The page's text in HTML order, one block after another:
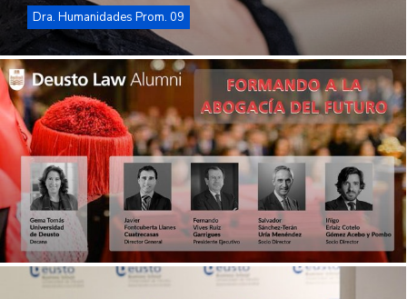
Dra. Humanidades Prom. 09